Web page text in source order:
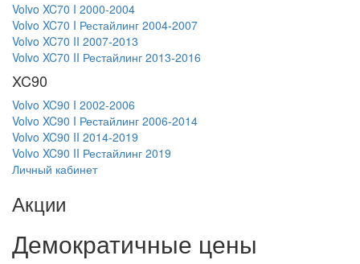
Volvo XC70 I 2000-2004
Volvo XC70 I Рестайлинг 2004-2007
Volvo XC70 II 2007-2013
Volvo XC70 II Рестайлинг 2013-2016
XC90
Volvo XC90 I 2002-2006
Volvo XC90 I Рестайлинг 2006-2014
Volvo XC90 II 2014-2019
Volvo XC90 II Рестайлинг 2019
Личный кабинет
Акции
Демократичные цены